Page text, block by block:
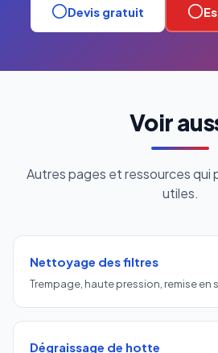
Devis gratuit
Voir
Autres pages et ressources qui
utiles.
Nettoyage des filtres
Trempage, haute pression, remise en
Dégraissage de hotte